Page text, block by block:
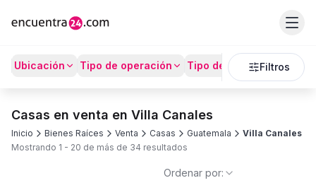
Ubicación Tipo de operación Tipo de Propiedad
Filtros
Casas en venta en Villa Canales
Inicio Bienes Raíces Venta Casas Guatemala
Villa Canales
Mostrando 1 - 20 de más de 34 resultados
Ordenar por: